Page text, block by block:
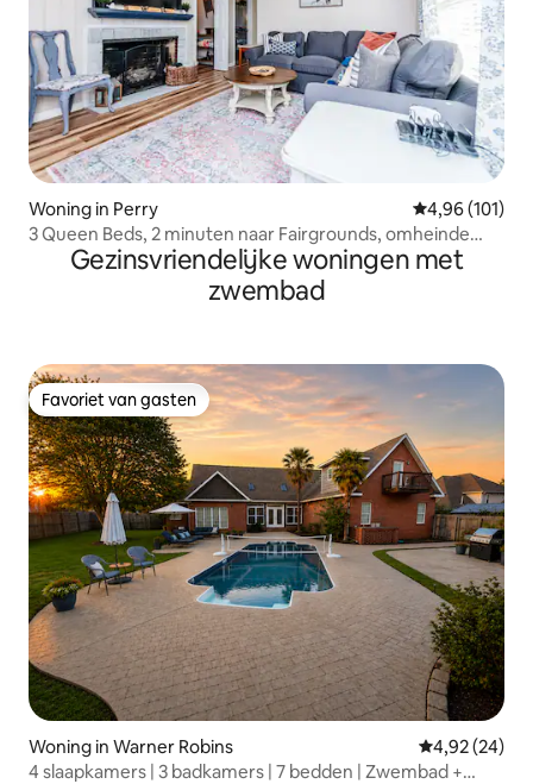
Woning in Perry Gemiddelde
4,96 (101)
3 Queen Beds, 2 minuten naar Fairgrounds, omheinde
Gezinsvriendelijke woningen met
zwembad
Favoriet van gasten
Favoriet van gasten
Woning in Warner Robins Gemiddelde
4,92 (24)
4 slaapkamers | 3 badkamers | 7 bedden | Zwembad +